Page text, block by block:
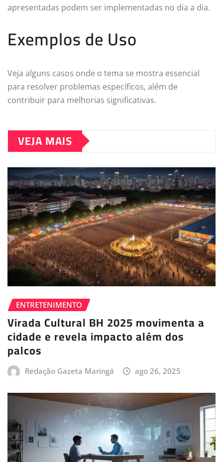
apresentadas podem ser implementadas no dia a dia.
Exemplos de Uso
Veja alguns casos onde o tema se mostra essencial
para resolver problemas específicos, além de
contribuir para melhorias significativas.
VEJA MAIS
ENTRETENIMENTO
Virada Cultural BH 2025 movimenta a
cidade e revela impacto além dos
palcos
Redação Gazeta Maringá ago 26, 2025